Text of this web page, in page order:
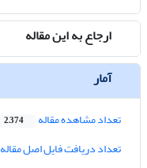
ارجاع به این مقاله
آمار
تعداد مشاهده مقاله 2,374
تعداد دریافت فایل اصل مقاله